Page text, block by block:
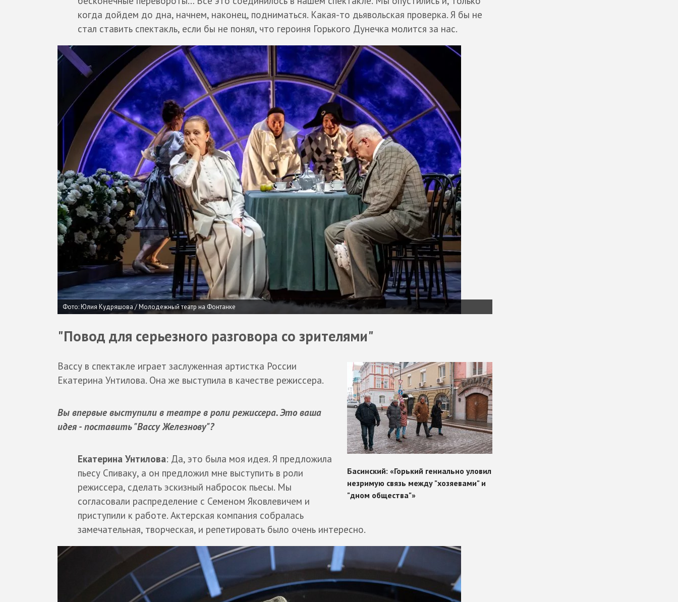
когда дойдем до дна, начнем, наконец, подниматься. Какая-то дьявольская проверка. Я бы не
стал ставить спектакль, если бы не понял, что героиня Горького Дунечка молится за нас.
Фото: Юлия Кудряшова / Молодежный театр на Фонтанке
"Повод для серьезного разговора со зрителями"
Вассу в спектакле играет заслуженная артистка России
Екатерина Унтилова. Она же выступила в качестве режиссера.
Вы впервые выступили в театре в роли режиссера. Это ваша
идея - поставить "Вассу Железнову"?
Екатерина Унтилова: Да, это была моя идея. Я предложила
пьесу Спиваку, а он предложил мне выступить в роли
режиссера, сделать эскизный набросок пьесы. Мы
согласовали распределение с Семеном Яковлевичем и
приступили к работе. Актерская компания собралась
замечательная, творческая, и репетировать было очень интересно.